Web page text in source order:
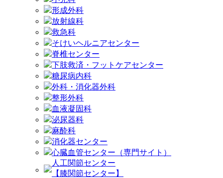
形成外科
放射線科
救急科
そけいヘルニアセンター
脊椎センター
下肢救済・フットケアセンター
糖尿病内科
外科・消化器外科
整形外科
血液凝固科
泌尿器科
麻酔科
消化器センター
心臓血管センター（専門サイト）
人工関節センター
【膝関節センター】